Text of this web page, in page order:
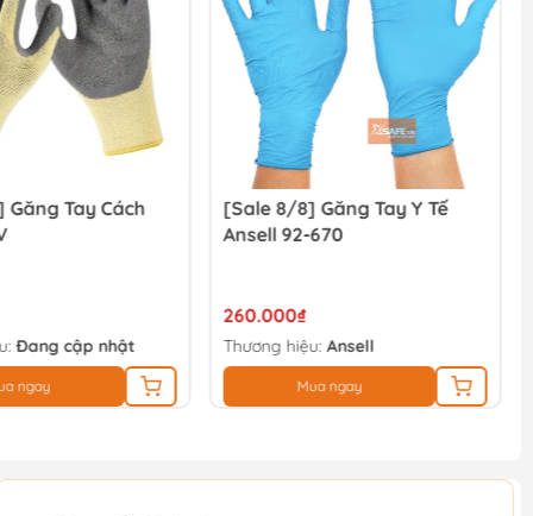
Tay Cách
Đang cập nhật
ngay
[Sale 8/8] Găng Tay Y Tế
Ansell 92-670
260.000₫
Thương hiệu:Ansell
Mua ngay